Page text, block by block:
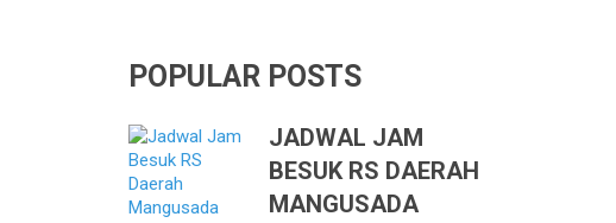
POPULAR POSTS
JADWAL JAM
BESUK RS DAERAH
MANGUSADA